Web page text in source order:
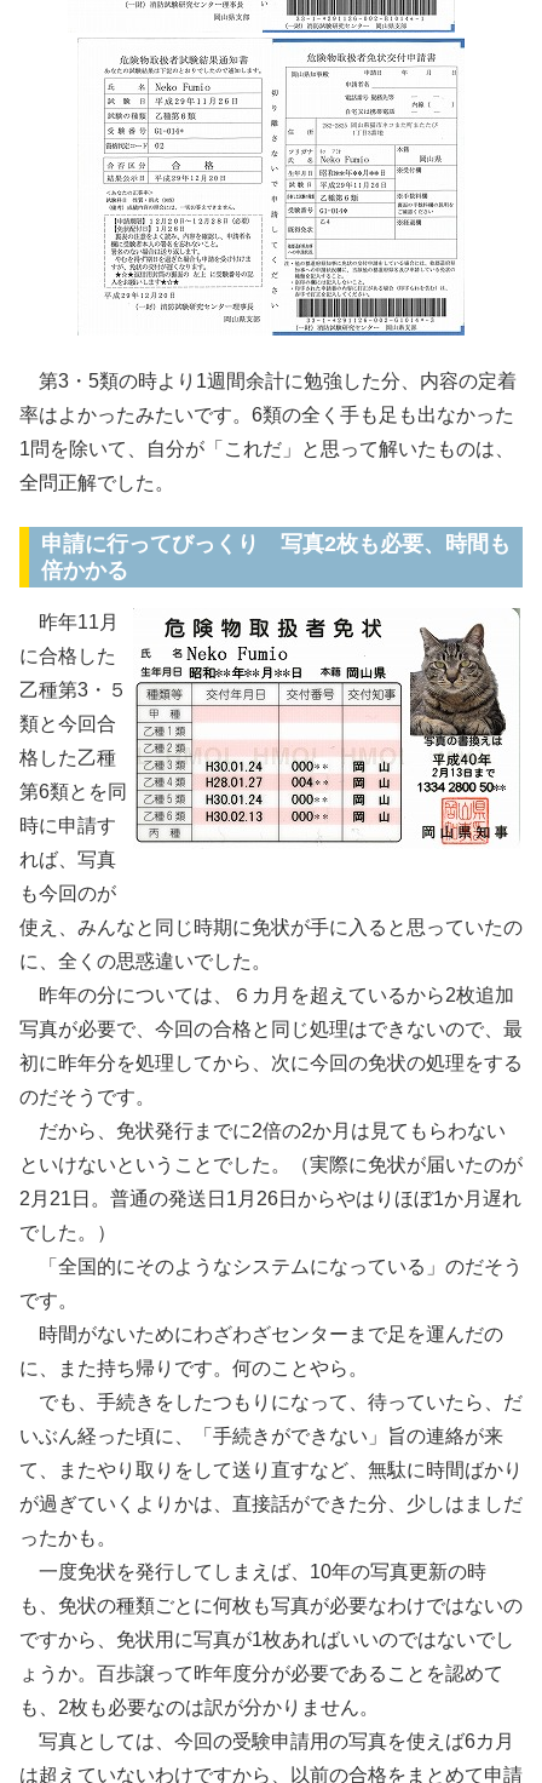
第3・5類の時より1週間余計に勉強した分、内容の定着
率はよかったみたいです。6類の全く手も足も出なかった
1問を除いて、自分が「これだ」と思って解いたものは、
全問正解でした。
申請に行ってびっくり 写真2枚も必要、時間も
倍かかる
昨年11月
に合格した
乙種第3・５
類と今回合
格した乙種
第6類とを同
時に申請す
れば、写真
も今回のが
使え、みんなと同じ時期に免状が手に入ると思っていたの
に、全くの思惑違いでした。
昨年の分については、６カ月を超えているから2枚追加
写真が必要で、今回の合格と同じ処理はできないので、最
初に昨年分を処理してから、次に今回の免状の処理をする
のだそうです。
だから、免状発行までに2倍の2か月は見てもらわない
といけないということでした。（実際に免状が届いたのが
2月21日。普通の発送日1月26日からやはりほぼ1か月遅れ
でした。）
「全国的にそのようなシステムになっている」のだそう
です。
時間がないためにわざわざセンターまで足を運んだの
に、また持ち帰りです。何のことやら。
でも、手続きをしたつもりになって、待っていたら、だ
いぶん経った頃に、「手続きができない」旨の連絡が来
て、またやり取りをして送り直すなど、無駄に時間ばかり
が過ぎていくよりかは、直接話ができた分、少しはましだ
ったかも。
一度免状を発行してしまえば、10年の写真更新の時
も、免状の種類ごとに何枚も写真が必要なわけではないの
ですから、免状用に写真が1枚あればいいのではないでし
ょうか。百歩譲って昨年度分が必要であることを認めて
も、2枚も必要なのは訳が分かりません。
写真としては、今回の受験申請用の写真を使えば6カ月
は超えていないわけですから、以前の合格をまとめて申請